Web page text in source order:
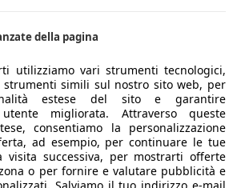
Sport 2wd - Introvabile, Prezzo
della pagina
utilizziamo vari strumenti tecnologici,
strumenti simili sul nostro sito web, per
estese del sito e garantire
utente migliorata. Attraverso queste
consentiamo la personalizzazione
ad esempio, per continuare le tue
visita successiva, per mostrarti offerte
o per fornire e valutare pubblicità e
Salviamo il tuo indirizzo e-mail